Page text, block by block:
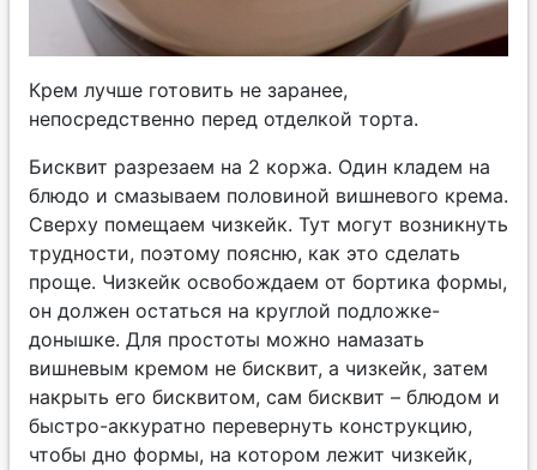
Крем лучше готовить не заранее,
непосредственно перед отделкой торта.
Бисквит разрезаем на 2 коржа. Один кладем на
блюдо и смазываем половиной вишневого крема.
Сверху помещаем чизкейк. Тут могут возникнуть
трудности, поэтому поясню, как это сделать
проще. Чизкейк освобождаем от бортика формы,
он должен остаться на круглой подложке-
донышке. Для простоты можно намазать
вишневым кремом не бисквит, а чизкейк, затем
накрыть его бисквитом, сам бисквит – блюдом и
быстро-аккуратно перевернуть конструкцию,
чтобы дно формы, на котором лежит чизкейк,